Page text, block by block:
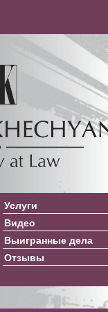
Услуги
Видео
Выигранные дела
Отзывы